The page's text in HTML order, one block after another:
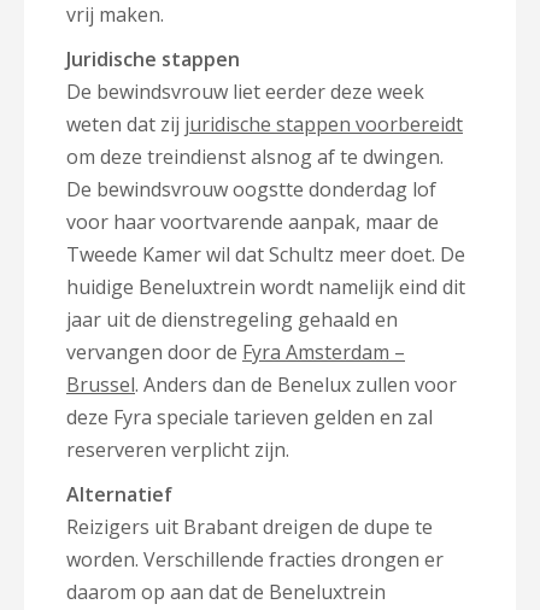
vrij maken.
Juridische stappen
De bewindsvrouw liet eerder deze week
weten dat zij juridische stappen voorbereidt
om deze treindienst alsnog af te dwingen.
De bewindsvrouw oogstte donderdag lof
voor haar voortvarende aanpak, maar de
Tweede Kamer wil dat Schultz meer doet. De
huidige Beneluxtrein wordt namelijk eind dit
jaar uit de dienstregeling gehaald en
vervangen door de Fyra Amsterdam –
Brussel. Anders dan de Benelux zullen voor
deze Fyra speciale tarieven gelden en zal
reserveren verplicht zijn.
Alternatief
Reizigers uit Brabant dreigen de dupe te
worden. Verschillende fracties drongen er
daarom op aan dat de Beneluxtrein